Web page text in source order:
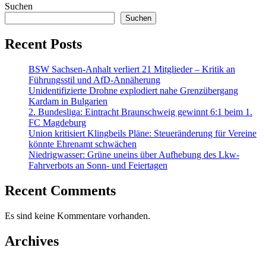
Suchen
Suchen
Recent Posts
BSW Sachsen-Anhalt verliert 21 Mitglieder – Kritik an
Führungsstil und AfD-Annäherung
Unidentifizierte Drohne explodiert nahe Grenzübergang
Kardam in Bulgarien
2. Bundesliga: Eintracht Braunschweig gewinnt 6:1 beim 1.
FC Magdeburg
Union kritisiert Klingbeils Pläne: Steueränderung für Vereine
könnte Ehrenamt schwächen
Niedrigwasser: Grüne uneins über Aufhebung des Lkw-
Fahrverbots an Sonn- und Feiertagen
Recent Comments
Es sind keine Kommentare vorhanden.
Archives